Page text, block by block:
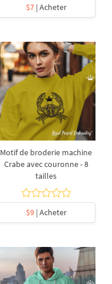
$7| Acheter
Motif de broderie machine
Crabe avec couronne - 8
tailles
$9| Acheter